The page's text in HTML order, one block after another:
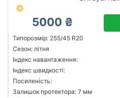
5000 ₴
Типорозмір: 255/45 R20
Сезон: літня
Індекс навантаження:
Індекс швидкості:
Посиленість:
Залишок протектора: 7 мм